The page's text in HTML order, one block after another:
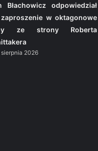
Błachowicz odpowiedział
w oktagonowe
ze strony Roberta
sierpnia 2026